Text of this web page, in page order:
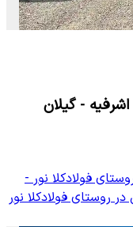
- گیلان
فولادکلا نور -
روستای فولادکلا نور